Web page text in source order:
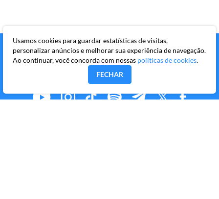
Usamos cookies para guardar estatísticas de visitas,
personalizar anúncios e melhorar sua experiência de navegação.
Ao continuar, você concorda com nossas políticas de cookies.
FECHAR